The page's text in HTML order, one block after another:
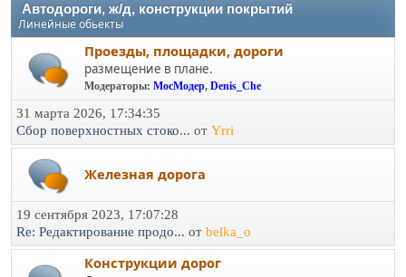
Автодороги, ж/д, конструкции покрытий
Линейные обьекты
Проезды, площадки, дороги
размещение в плане.
Модераторы: МосМодер, Denis_Che
31 марта 2026, 17:34:35
Сбор поверхностных стоко... от Yrri
Железная дорога
19 сентября 2023, 17:07:28
Re: Редактирование продо... от belka_o
Конструкции дорог